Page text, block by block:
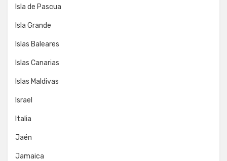
Isla de Pascua
Isla Grande
Islas Baleares
Islas Canarias
Islas Maldivas
Israel
Italia
Jaén
Jamaica